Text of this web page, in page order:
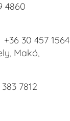
4860
+36 30 457 1564
Makó,
7812